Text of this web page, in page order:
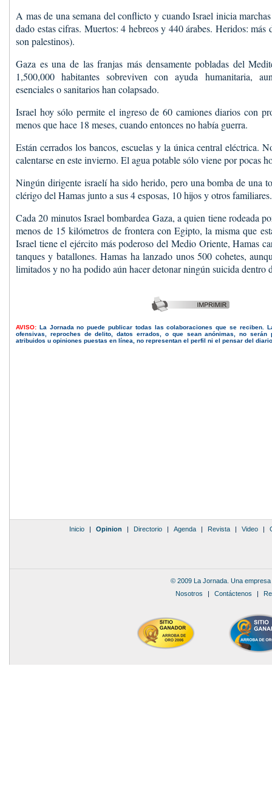
A mas de una semana del conflicto y cuando Israel inicia
dado estas cifras. Muertos: 4 hebreos y 440 árabes. Heridos:
son palestinos).
Gaza es una de las franjas más densamente pobladas del
1,500,000 habitantes sobreviven con ayuda humanitaria,
esenciales o sanitarios han colapsado.
Israel hoy sólo permite el ingreso de 60 camiones diarios con
menos que hace 18 meses, cuando entonces no había guerra.
Están cerrados los bancos, escuelas y la única central eléctrica.
calentarse en este invierno. El agua potable sólo viene por pocas
Ningún dirigente israelí ha sido herido, pero una bomba de una
clérigo del Hamas junto a sus 4 esposas, 10 hijos y otros familiares.
Cada 20 minutos Israel bombardea Gaza, a quien tiene rodeada
menos de 15 kilómetros de frontera con Egipto, la misma que
Israel tiene el ejército más poderoso del Medio Oriente, Hamas
tanques y batallones. Hamas ha lanzado unos 500 cohetes,
limitados y no ha podido aún hacer detonar ningún suicida dentro
AVISO: La Jornada no puede publicar todas las colaboraciones que se reciben.
ofensivas, reproches de delito, datos errados, o que sean anónimas, no serán
atribuidos u opiniones puestas en línea, no representan el perfil ni el pensar del
Inicio | Opinion | Directorio | Agenda | Revista | Video |
© 2009 La Jornada. Una
Nosotros | Contáctenos |